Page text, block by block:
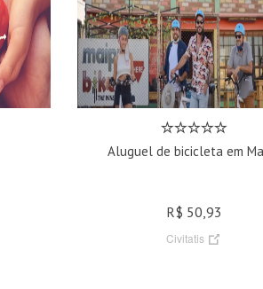
Aluguel de bicicleta em
R$ 50,93
Civitatis